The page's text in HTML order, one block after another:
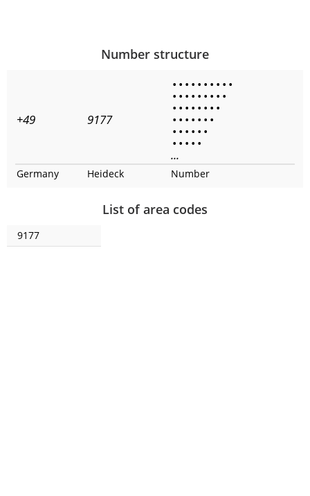
Number structure
+49 9177
• • • • • • • • • •
• • • • • • • • •
• • • • • • • •
• • • • • • •
• • • • • •
• • • • •
...
Germany Heideck Number
List of area codes
9177